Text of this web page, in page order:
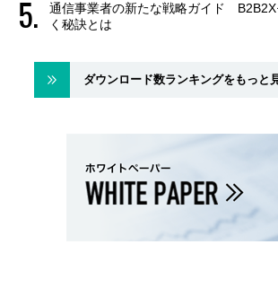
通信事業者の新たな戦略ガイド
く秘訣とは
ダウンロード数ランキングをもっと